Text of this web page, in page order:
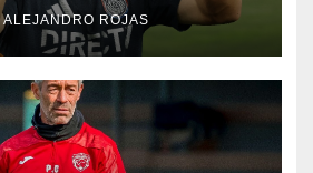
ALEJANDRO ROJAS